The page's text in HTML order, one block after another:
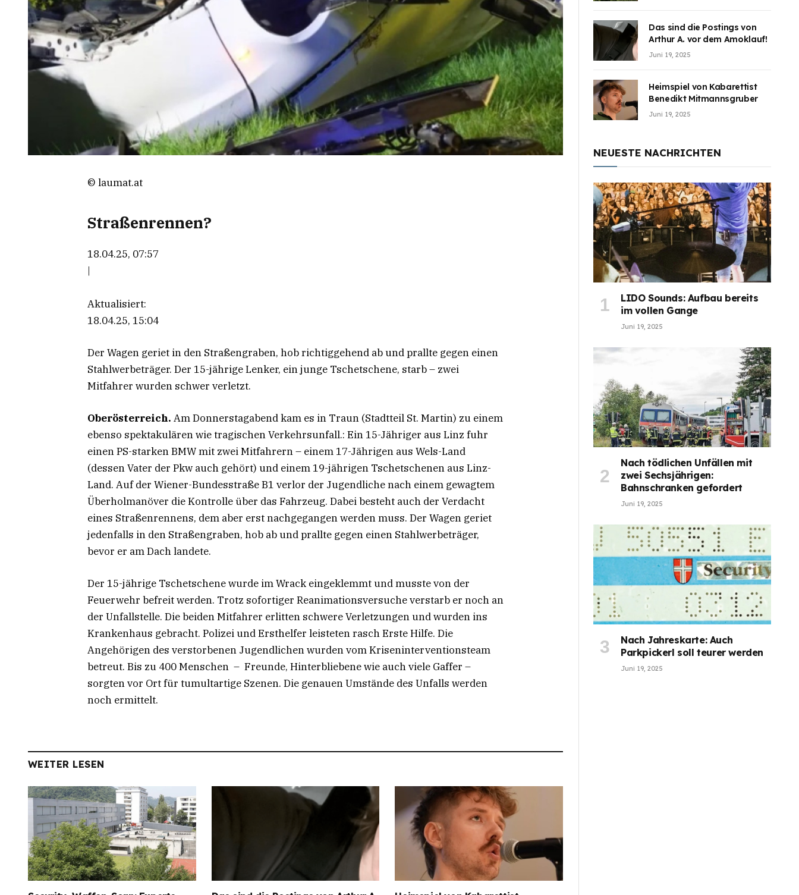
© laumat.at
Straßenrennen?
18.04.25, 07:57
|
Aktualisiert:
18.04.25, 15:04
Der Wagen geriet in den Straßengraben, hob richtiggehend ab und prallte gegen einen
Stahlwerbeträger. Der 15-jährige Lenker, ein junge Tschetschene, starb – zwei
Mitfahrer wurden schwer verletzt.
Oberösterreich. Am Donnerstagabend kam es in Traun (Stadtteil St. Martin) zu einem
ebenso spektakulären wie tragischen Verkehrsunfall.: Ein 15-Jähriger aus Linz fuhr
einen PS-starken BMW mit zwei Mitfahrern – einem 17-Jährigen aus Wels-Land
(dessen Vater der Pkw auch gehört) und einem 19-jährigen Tschetschenen aus Linz-
Land. Auf der Wiener-Bundesstraße B1 verlor der Jugendliche nach einem gewagtem
Überholmanöver die Kontrolle über das Fahrzeug. Dabei besteht auch der Verdacht
eines Straßenrennens, dem aber erst nachgegangen werden muss. Der Wagen geriet
jedenfalls in den Straßengraben, hob ab und prallte gegen einen Stahlwerbeträger,
bevor er am Dach landete.
Der 15-jährige Tschetschene wurde im Wrack eingeklemmt und musste von der
Feuerwehr befreit werden. Trotz sofortiger Reanimationsversuche verstarb er noch an
der Unfallstelle. Die beiden Mitfahrer erlitten schwere Verletzungen und wurden ins
Krankenhaus gebracht. Polizei und Ersthelfer leisteten rasch Erste Hilfe. Die
Angehörigen des verstorbenen Jugendlichen wurden vom Kriseninterventionsteam
betreut. Bis zu 400 Menschen – Freunde, Hinterbliebene wie auch viele Gaffer –
sorgten vor Ort für tumultartige Szenen. Die genauen Umstände des Unfalls werden
noch ermittelt.
WEITER LESEN
Das sind die Postings von
Arthur A. vor dem Amoklauf!
Juni 19, 2025
Heimspiel von Kabarettist
Benedikt Mitmannsgruber
Juni 19, 2025
NEUESTE NACHRICHTEN
LIDO Sounds: Aufbau bereits
im vollen Gange
Juni 19, 2025
Nach tödlichen Unfällen mit
zwei Sechsjährigen:
Bahnschranken gefordert
Juni 19, 2025
Nach Jahreskarte: Auch
Parkpickerl soll teurer werden
Juni 19, 2025